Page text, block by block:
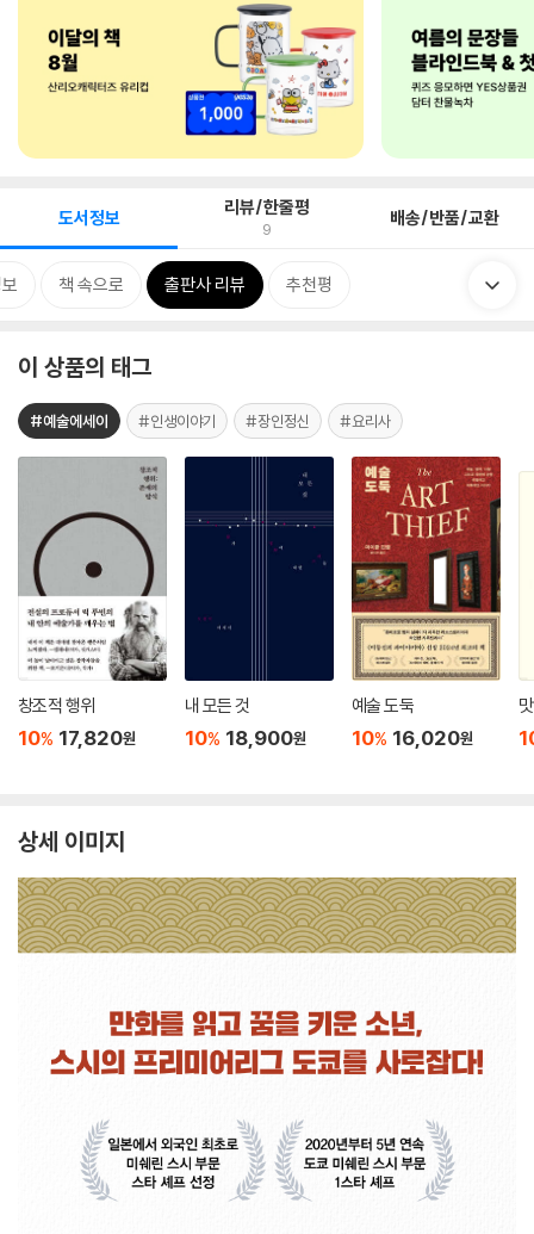
도서정보 리뷰/한줄평
9 배송/반품/교환
책 속으로 출판사 리뷰 추천평
이 상품의 태그
#예술에세이 #인생이야기 #장인정신 #요리사
창조적 행위
10% 17,820원
내 모든 것
10% 18,900원
예술 도둑
10% 16,020원
상세 이미지